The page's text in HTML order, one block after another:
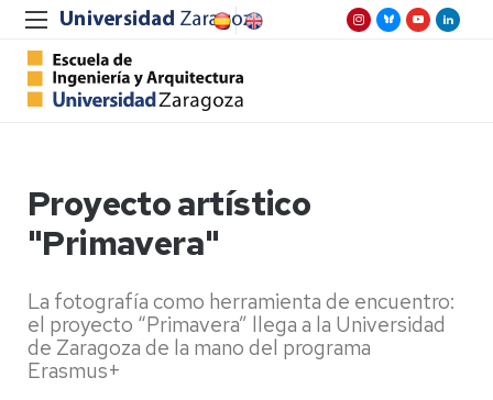
Proyecto artístico
"Primavera"
La fotografía como herramienta de encuentro:
el proyecto “Primavera” llega a la Universidad
de Zaragoza de la mano del programa
Erasmus+